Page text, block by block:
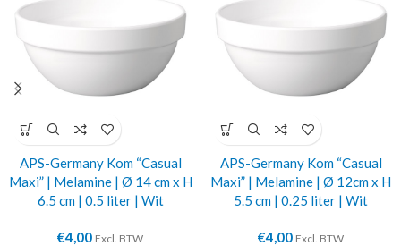
APS-Germany Kom “Casual
Maxi” | Melamine | Ø 14 cm x H
6.5 cm | 0.5 liter | Wit
€4,00 Excl. BTW
APS-Germany Kom “Casual
Maxi” | Melamine | Ø 12cm x H
5.5 cm | 0.25 liter | Wit
€4,00 Excl. BTW